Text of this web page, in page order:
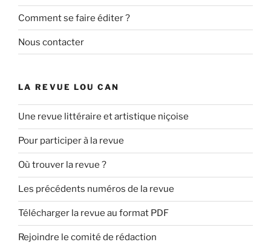
Comment se faire éditer ?
Nous contacter
LA REVUE LOU CAN
Une revue littéraire et artistique niçoise
Pour participer à la revue
Où trouver la revue ?
Les précédents numéros de la revue
Télécharger la revue au format PDF
Rejoindre le comité de rédaction